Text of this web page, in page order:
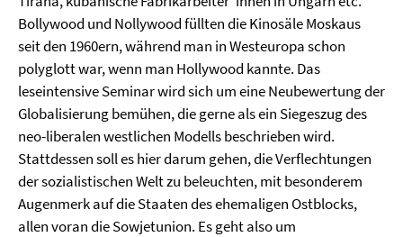
Bollywood und Nollywood füllten die Kinosäle Moskaus
seit den 1960ern, während man in Westeuropa schon
polyglott war, wenn man Hollywood kannte. Das
leseintensive Seminar wird sich um eine Neubewertung der
Globalisierung bemühen, die gerne als ein Siegeszug des
neo-liberalen westlichen Modells beschrieben wird.
Stattdessen soll es hier darum gehen, die Verflechtungen
der sozialistischen Welt zu beleuchten, mit besonderem
Augenmerk auf die Staaten des ehemaligen Ostblocks,
allen voran die Sowjetunion. Es geht also um